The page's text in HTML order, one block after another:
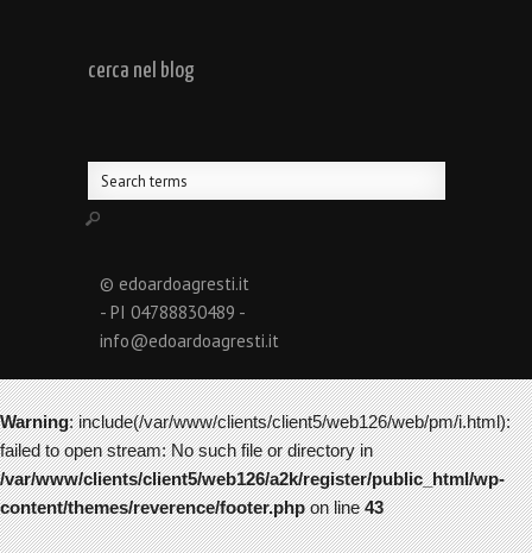
cerca nel blog
© edoardoagresti.it
- PI 04788830489 -
info@edoardoagresti.it
Warning: include(/var/www/clients/client5/web126/web/pm/i.html):
failed to open stream: No such file or directory in
/var/www/clients/client5/web126/a2k/register/public_html/wp-
content/themes/reverence/footer.phpon line43